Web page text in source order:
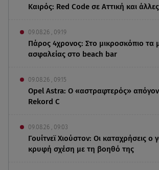
Καιρός: Red Code σε Αττική και
09.08.26 , 09:19
Πάρος 4χρονος: Στο μικροσκόπιο τα
ασφαλείας στο beach bar
09.08.26 , 09:15
Opel Astra: Ο «αστραφτερός»
Rekord C
09.08.26 , 09:03
Γουίτνεϊ Χιούστον: Οι καταχρήσεις ο
κρυφή σχέση με τη βοηθό της